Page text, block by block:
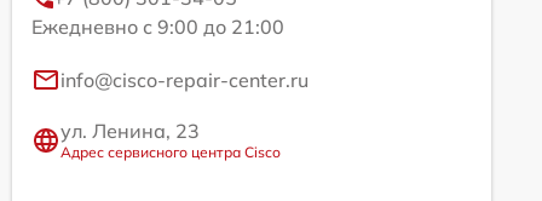
Ежедневно с 9:00 до 21:00
info@cisco-repair-center.ru
ул. Ленина, 23
Адрес сервисного центра Cisco